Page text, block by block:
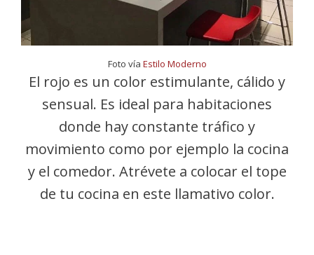
Foto vía Estilo Moderno
El rojo es un color estimulante, cálido y
sensual. Es ideal para habitaciones
donde hay constante tráfico y
movimiento como por ejemplo la cocina
y el comedor. Atrévete a colocar el tope
de tu cocina en este llamativo color.